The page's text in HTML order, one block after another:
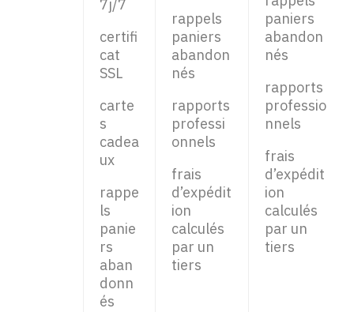
7j/7
certifi
cat
SSL
carte
s
cadea
ux
rappe
ls
panie
rs
aban
donn
és
rappels
paniers
abandon
nés
rapports
professi
onnels
frais
d’expédit
ion
calculés
par un
tiers
paniers
abandon
nés
rapports
professio
nnels
frais
d’expédit
ion
calculés
par un
tiers